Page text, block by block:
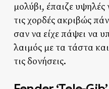
μολύβι, έπαιζε
τις χορδές ακριβώς
σαν να είχε πάψει να
λαιμός με τα τάστα
τις δονήσεις.